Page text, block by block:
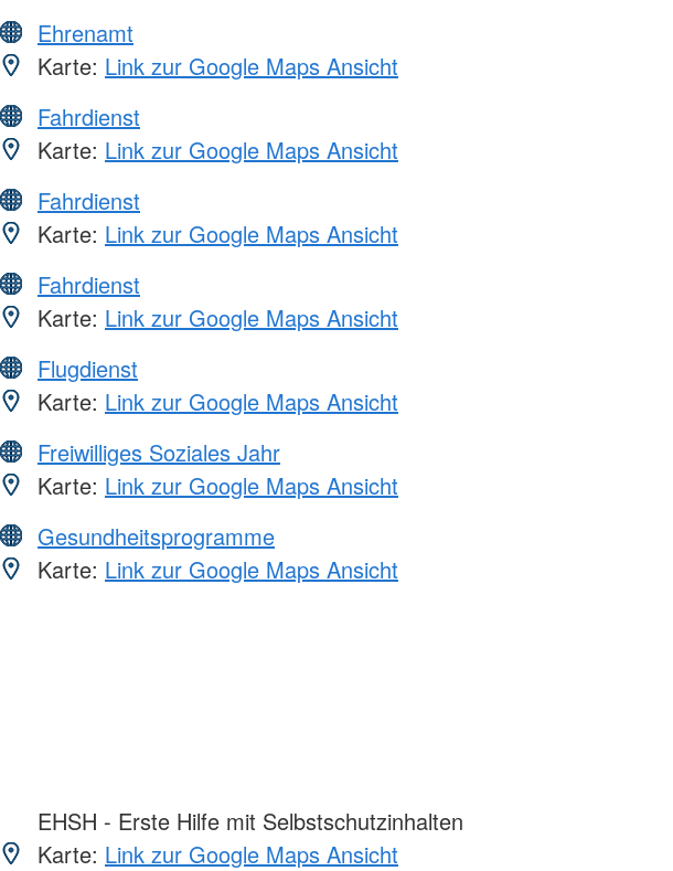
Ehrenamt
Karte: Link zur Google Maps Ansicht
Fahrdienst
Karte: Link zur Google Maps Ansicht
Fahrdienst
Karte: Link zur Google Maps Ansicht
Fahrdienst
Karte: Link zur Google Maps Ansicht
Flugdienst
Karte: Link zur Google Maps Ansicht
Freiwilliges Soziales Jahr
Karte: Link zur Google Maps Ansicht
Gesundheitsprogramme
Karte: Link zur Google Maps Ansicht
EHSH - Erste Hilfe mit Selbstschutzinhalten
Karte: Link zur Google Maps Ansicht